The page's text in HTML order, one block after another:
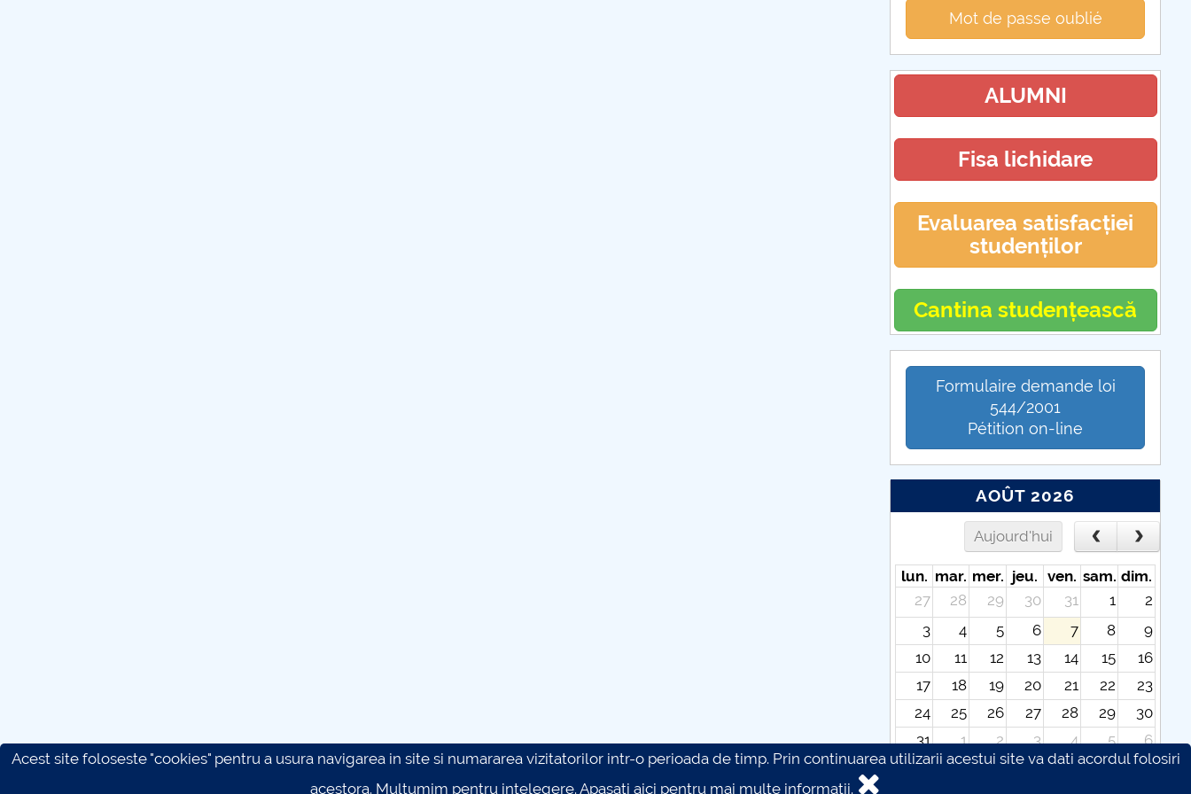
Mot de passe oublié
ALUMNI
Fisa lichidare
Evaluarea satisfacției
studenților
Cantina studențească
Formulaire demande loi
544/2001
Pétition on-line
AOÛT 2026
Aujourd'hui
lun. mar. mer. jeu. ven. sam. dim.
27
28 29 30 31 1
2
3
4 5 6 7 8
9
10
11 12 13 14 15
16
17
18 19 20 21 22
23
24
25 26 27 28 29
30
31
1 2 3 4 5
6
Acest site foloseste "cookies" pentru a usura navigarea in site si numararea vizitatorilor intr-o perioada de timp. Prin continuarea utilizarii acestui site va dati acordul folosiri
acestora. Multumim pentru intelegere.Apasati aici pentru mai multe informatii.